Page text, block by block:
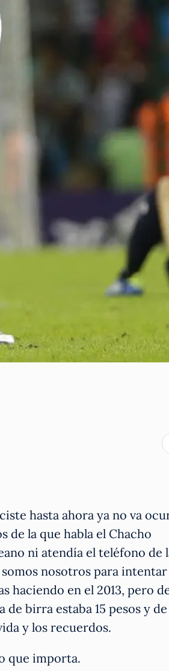
hasta ahora ya no va
de la que habla el Chacho
ni atendía el teléfono de
nosotros para intentar
haciendo en el 2013, pero
de birra estaba 15 pesos y
y los recuerdos.
que importa.